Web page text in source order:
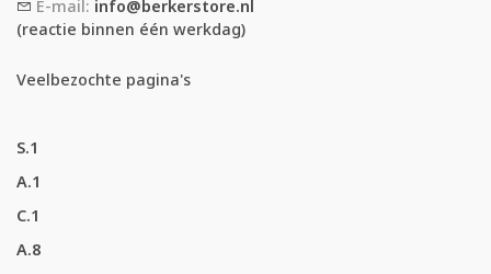
E-mail: info@berkerstore.nl
(reactie binnen één werkdag)
Veelbezochte pagina's
S.1
A.1
C.1
A.8